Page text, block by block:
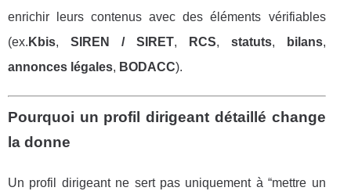
enrichir leurs contenus avec des éléments vérifiables
(ex. Kbis, SIREN / SIRET, RCS, statuts, bilans,
annonces légales, BODACC).
Pourquoi un profil dirigeant détaillé change
la donne
Un profil dirigeant ne sert pas uniquement à “mettre un